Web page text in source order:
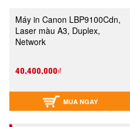
Máy in Canon LBP9100Cdn,
Laser màu A3, Duplex,
Network
40,400,000₫
MUA NGAY